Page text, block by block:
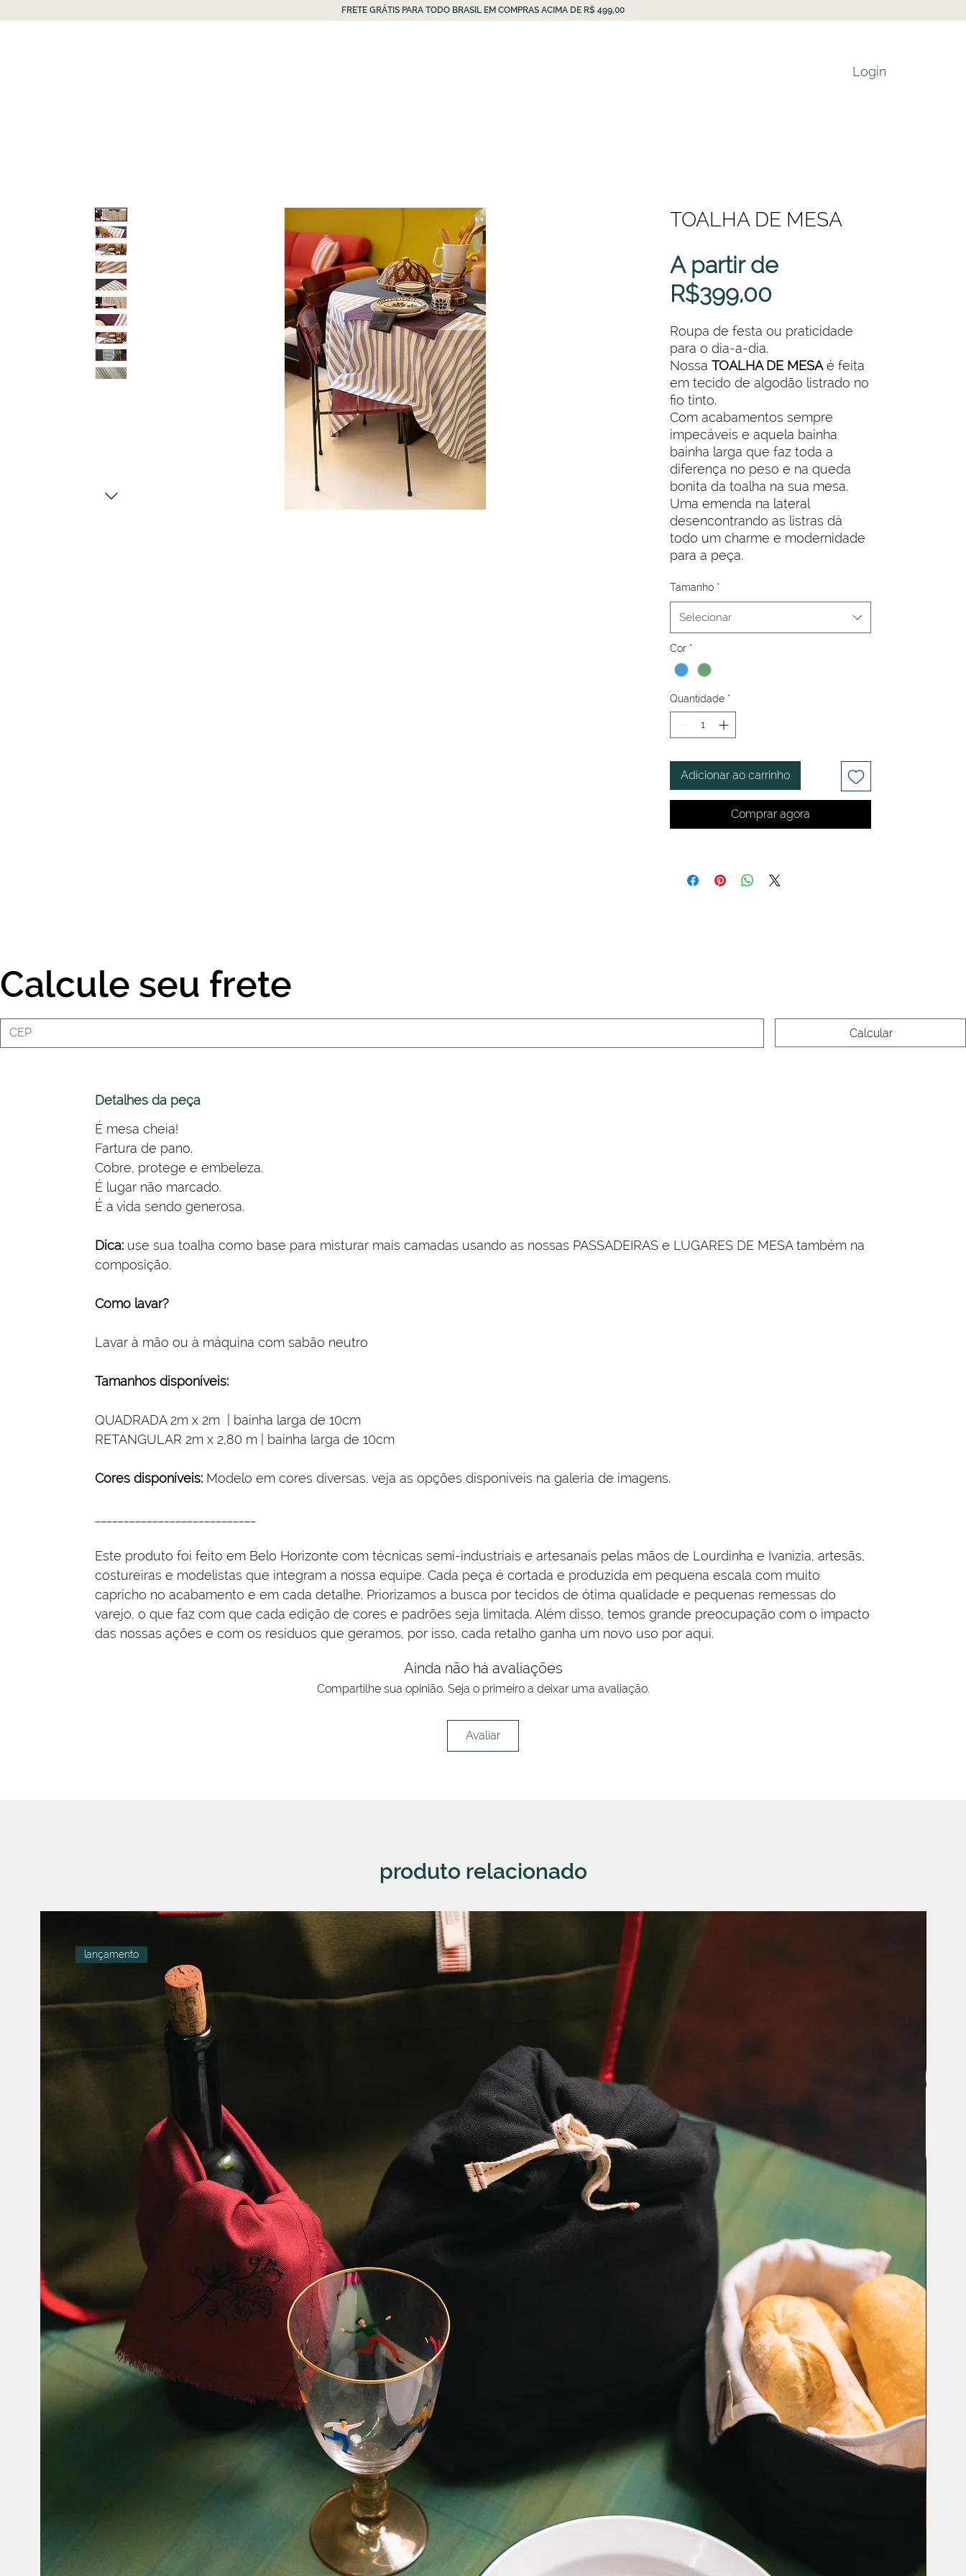
FRETE GRÁTIS PARA TODO BRASIL EM COMPRAS ACIMA DE R$ 499,00
Login
TOALHA DE MESA
A partir de
R$399,00Preço
promocional
Roupa de festa ou praticidade
para o dia-a-dia.
Nossa TOALHA DE MESAé feita
em tecido de algodão listrado no
fio tinto.
Com acabamentos sempre
impecáveis e aquela bainha
bainha larga que faz toda a
diferença no peso e na queda
bonita da toalha na sua mesa.
Uma emenda na lateral
desencontrando as listras dá
todo um charme e modernidade
para a peça.
Tamanho *
Selecionar
Cor *
Quantidade *
Adicionar ao carrinho
Comprar agora
Calcule seu frete
Calcular
Detalhes da peça
É mesa cheia!
Fartura de pano.
Cobre, protege e embeleza.
É lugar não marcado.
É a vida sendo generosa.
Dica: use sua toalha como base para misturar mais camadas usando as nossas PASSADEIRAS e LUGARES DE MESA também na
composição.
Como lavar?
Lavar à mão ou à máquina com sabão neutro
Tamanhos disponíveis:
QUADRADA 2m x 2m | bainha larga de 10cm
RETANGULAR 2m x 2,80 m | bainha larga de 10cm
Cores disponíveis: Modelo em cores diversas, veja as opções disponíveis na galeria de imagens.
Este produto foi feito em Belo Horizonte com técnicas semi-industriais e artesanais pelas mãos de Lourdinha e Ivanizia, artesãs,
costureiras e modelistas que integram a nossa equipe. Cada peça é cortada e produzida em pequena escala com muito
capricho no acabamento e em cada detalhe. Priorizamos a busca por tecidos de ótima qualidade e pequenas remessas do
varejo, o que faz com que cada edição de cores e padrões seja limitada. Além disso, temos grande preocupação com o impacto
das nossas ações e com os resíduos que geramos, por isso, cada retalho ganha um novo uso por aqui.
Ainda não há avaliações
Compartilhe sua opinião. Seja o primeiro a deixar uma avaliação.
Avaliar
produto relacionado
lançamento